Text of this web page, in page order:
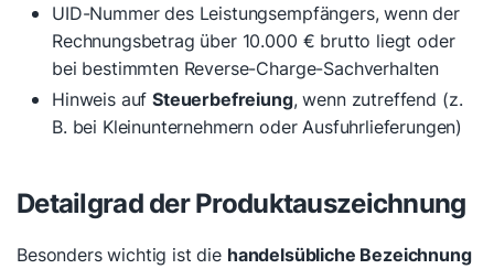
UID-Nummer des Leistungsempfängers, wenn der
Rechnungsbetrag über 10.000 € brutto liegt oder
bei bestimmten Reverse-Charge-Sachverhalten
Hinweis aufSteuerbefreiung, wenn zutreffend (z.
B. bei Kleinunternehmern oder Ausfuhrlieferungen)
Detailgrad der Produktauszeichnung
Besonders wichtig ist die handelsübliche Bezeichnung